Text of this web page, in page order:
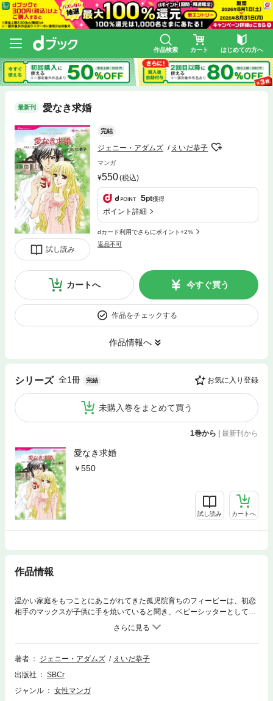
作品検索 カート はじめての方へ
最新刊 愛なき求婚
試し読み
完結
ジェニー・アダムズ えいだ恭子
マンガ
550(税込)
5pt獲得
ポイント詳細
dカード利用でさらにポイント+2%
返品不可
カートへ 今すぐ買う
作品をチェックする
作品情報へ
シリーズ 全1冊 完結 お気に入り登録
未購入巻をまとめて買う
1巻から | 最新刊から
愛なき求婚
550
試し読み カートへ
作品情報
温かい家庭をもつことにあこがれてきた孤児院育ちのフィービーは、初恋
相手のマックスが子供に手を焼いていると聞き、ベビーシッターとして彼
のもとを訪れる。彼と彼の子供たちとの幸せな日々は、フィービーのマッ
クスへの想いを再燃させてしまう。 そんな時、フィービーはマックスから
「結婚しよう」と告げられる！ しかし彼の求める結婚相手は、愛とは無縁
のビジネスパートナーでしかなかった。困惑するフィービーを、マックス
著者 ジェニー・アダムズ
えいだ恭子
出版社
SBCr
ジャンル
女性マンガ